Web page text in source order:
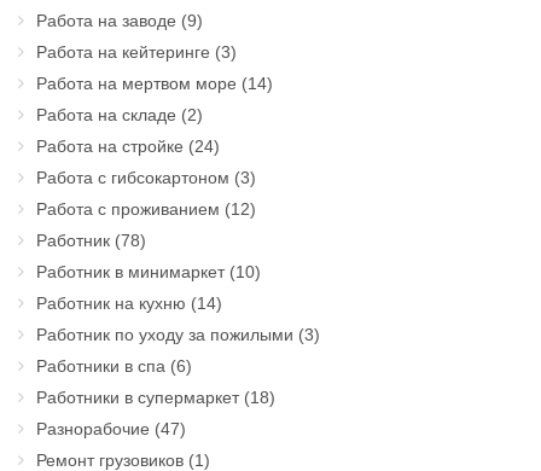
Работа на заводе (9)
Работа на кейтеринге (3)
Работа на мертвом море (14)
Работа на складе (2)
Работа на стройке (24)
Работа с гибсокартоном (3)
Работа с проживанием (12)
Работник (78)
Работник в минимаркет(10)
Работник на кухню (14)
Работник по уходу за пожилыми (3)
Работники в спа (6)
Работники в супермаркет(18)
Разнорабочие (47)
Ремонт грузовиков (1)